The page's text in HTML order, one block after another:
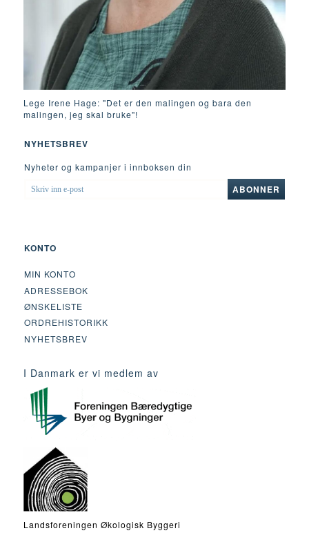
Lege Irene Hage: "Det er den malingen og bara den
malingen, jeg skal bruke"!
NYHETSBREV
Nyheter og kampanjer i innboksen din
SKRIV
INN
ABONNER
KONTO
MIN KONTO
ADRESSEBOK
ØNSKELISTE
ORDREHISTORIKK
NYHETSBREV
I Danmark er vi medlem av
Landsforeningen Økologisk Byggeri